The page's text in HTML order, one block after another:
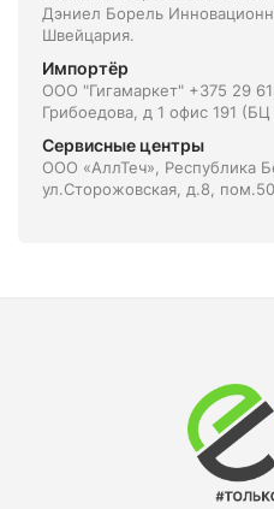
Дэниел Борель
Швейцария.
Импортёр
ООО "Гигамаркет" +375 29
Грибоедова, д 1 офис 191
Сервисные центры
ООО «АллТеч», Республика
ул.Сторожовская, д.8,